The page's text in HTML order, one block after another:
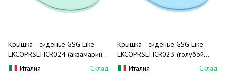
Крышка - сиденье GSG Like
LKCOPRSLTICR024 (аквамарин
глянец)Италия Склад
Крышка - сиденье GSG Like
LKCOPRSLTICR023 (голубой
матовый)
Италия Склад